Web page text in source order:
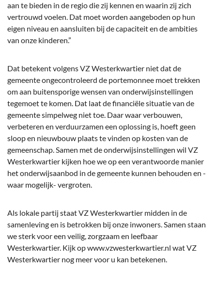
aan te bieden in de regio die zij kennen en waarin zij zich
vertrouwd voelen. Dat moet worden aangeboden op hun
eigen niveau en aansluiten bij de capaciteit en de ambities
van onze kinderen.”
Dat betekent volgens VZ Westerkwartier niet dat de
gemeente ongecontroleerd de portemonnee moet trekken
om aan buitensporige wensen van onderwijsinstellingen
tegemoet te komen. Dat laat de financiële situatie van de
gemeente simpelweg niet toe. Daar waar verbouwen,
verbeteren en verduurzamen een oplossing is, hoeft geen
sloop en nieuwbouw plaats te vinden op kosten van de
gemeenschap. Samen met de onderwijsinstellingen wil VZ
Westerkwartier kijken hoe we op een verantwoorde manier
het onderwijsaanbod in de gemeente kunnen behouden en -
waar mogelijk- vergroten.
Als lokale partij staat VZ Westerkwartier midden in de
samenleving en is betrokken bij onze inwoners. Samen staan
we sterk voor een veilig, zorgzaam en leefbaar
Westerkwartier. Kijk op www.vzwesterkwartier.nl wat VZ
Westerkwartier nog meer voor u kan betekenen.